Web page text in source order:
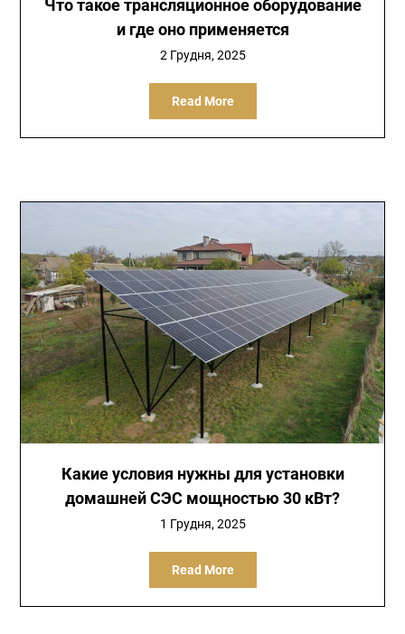
Что такое трансляционное оборудование
и где оно применяется
2 Грудня, 2025
Read More
Какие условия нужны для установки
домашней СЭС мощностью 30 кВт?
1 Грудня, 2025
Read More